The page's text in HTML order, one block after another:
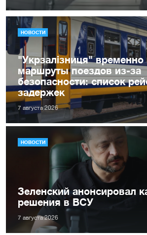
НОВОСТИ
"Укрзалізниця"
маршруты поездов из-за
безопасности: список
задержек
7 августа 2026
НОВОСТИ
Зеленский анонсировал
решения в ВСУ
7 августа 2026